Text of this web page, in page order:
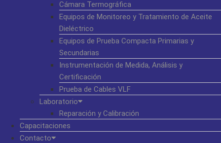
Cámara Termográfica
Equipos de Monitoreo y Tratamiento de Aceite
Dieléctrico
Equipos de Prueba Compacta Primarias y
Secundarias
Instrumentación de Medida, Análisis y
Certificación
Prueba de Cables VLF
Laboratorio
Reparación y Calibración
Capacitaciones
Contacto